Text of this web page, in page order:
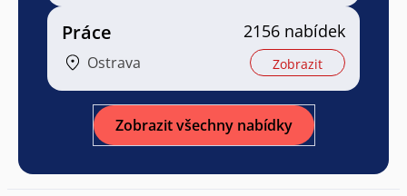
Práce
Ostrava
2156 nabídek
Zobrazit
Zobrazit všechny nabídky